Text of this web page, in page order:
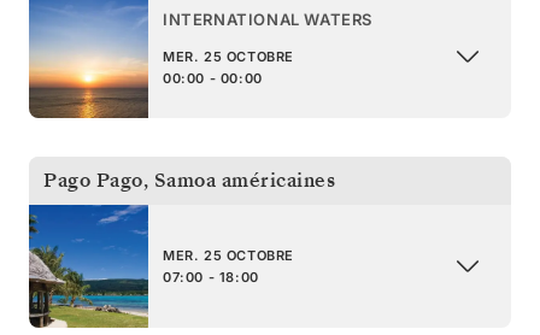
INTERNATIONAL WATERS
MER. 25 OCTOBRE
00:00 - 00:00
Pago Pago, Samoa américaines
MER. 25 OCTOBRE
07:00 - 18:00